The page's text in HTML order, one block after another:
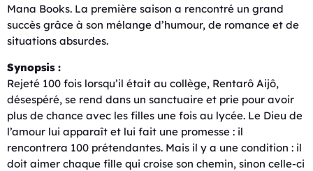
Mana Books. La première saison a rencontré un grand
succès grâce à son mélange d’humour, de romance et de
situations absurdes.
Synopsis :
Rejeté 100 fois lorsqu’il était au collège, Rentarô Aijô,
désespéré, se rend dans un sanctuaire et prie pour avoir
plus de chance avec les filles une fois au lycée. Le Dieu de
l’amour lui apparaît et lui fait une promesse : il
rencontrera 100 prétendantes. Mais il y a une condition : il
doit aimer chaque fille qui croise son chemin, sinon celle-ci